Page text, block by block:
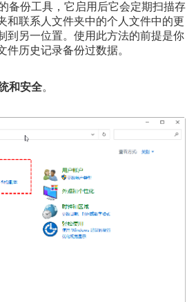
备份工具，它启用后它会定期扫描存
和联系人文件夹中的个人文件中的更
到另一位置。使用此方法的前提是你
件历史记录备份过数据。
和安全。